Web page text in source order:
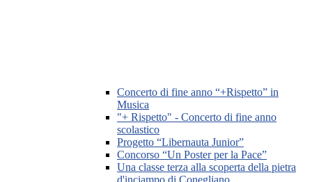
Concerto di fine anno “+Rispetto” in
Musica
"+ Rispetto" - Concerto di fine anno
scolastico
Progetto “Libernauta Junior”
Concorso “Un Poster per la Pace”
Una classe terza alla scoperta della pietra